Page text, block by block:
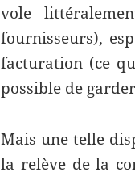
vole
fournisseurs),
facturation (ce
possible de
Mais une telle
la relève de la